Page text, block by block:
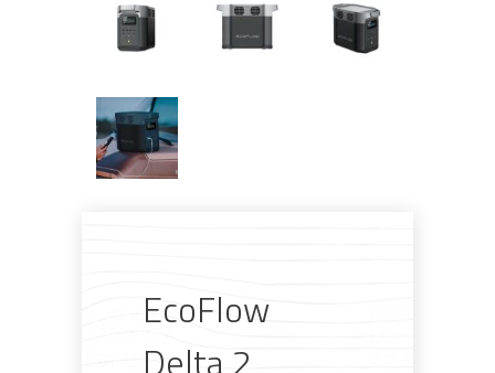
EcoFlow
Delta 2